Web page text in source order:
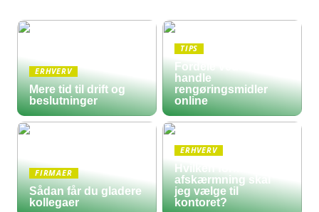
ERHVERV
Mere tid til drift og
beslutninger
TIPS
Fordele ved at
handle
rengøringsmidler
online
FIRMAER
Sådan får du gladere
kollegaer
ERHVERV
Hvilken form for
afskærmning skal
jeg vælge til
kontoret?